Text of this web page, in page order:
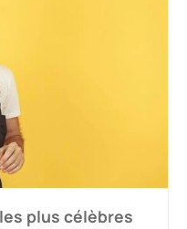
plus célèbres